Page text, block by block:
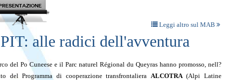
Leggi altro sul MAB
alle radici dell'avventura
del Po Cuneese e il Parc naturel Régional du Queyras hanno promosso, nell?
del Programma di cooperazione transfrontaliera ALCOTRA(Alpi Latine